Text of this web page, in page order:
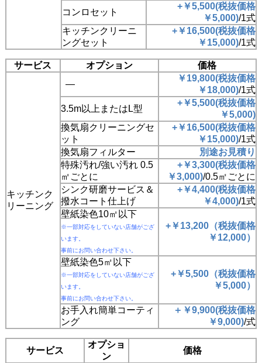
コンロセット
+￥5,500(税抜価格
￥5,000)/1式
キッチンクリーニ
ングセット
+￥16,500(税抜価格
￥15,000)/1式
サービス オプション 価格
キッチンク
リーニング
―
￥19,800(税抜価格
￥18,000)/1式
3.5m以上またはL型
+￥5,500(税抜価格
￥5,000)
換気扇クリーニングセ
ット
+￥16,500(税抜価格
￥15,000)/1式
換気扇フィルター
別途お見積り
特殊汚れ/強い汚れ 0.5
㎡ごとに
+￥3,300(税抜価格
￥3,000)/0.5㎡ごとに
シンク研磨サービス＆
撥水コート仕上げ
+￥4,400(税抜価格
￥4,000)/1式
壁紙染色10㎡以下
※一部対応をしていない店舗がござ
います。
事前にお問い合わせ下さい。
+￥13,200（税抜価格
￥12,000）
壁紙染色5㎡以下
※一部対応をしていない店舗がござ
います。
事前にお問い合わせ下さい。
+￥5,500（税抜価格
￥5,000）
お手入れ簡単コーティ
ング
＋￥9,900(税抜価格
￥9,000)/式
サービス
オプショ
ン
価格